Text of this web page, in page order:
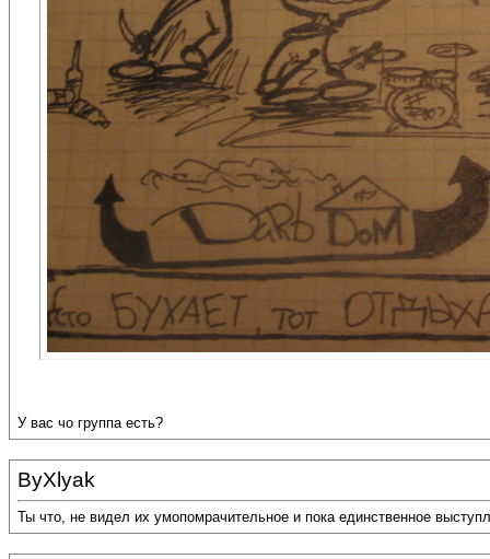
У вас чо группа есть?
ByXlyak
Ты что, не видел их умопомрачительное и пока единственное